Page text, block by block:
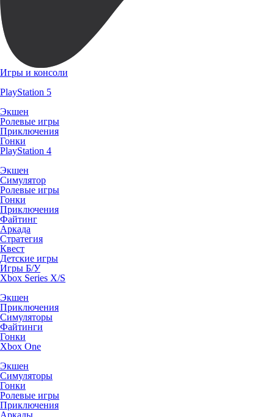
Игры и консоли
PlayStation 5
Экшен
Ролевые игры
Приключения
Гонки
PlayStation 4
Экшен
Симулятор
Ролевые игры
Гонки
Приключения
Файтинг
Аркада
Стратегия
Квест
Детские игры
Игры Б/У
Xbox Series X/S
Экшен
Приключения
Симуляторы
Файтинги
Гонки
Xbox One
Экшен
Симуляторы
Гонки
Ролевые игры
Приключения
Аркады